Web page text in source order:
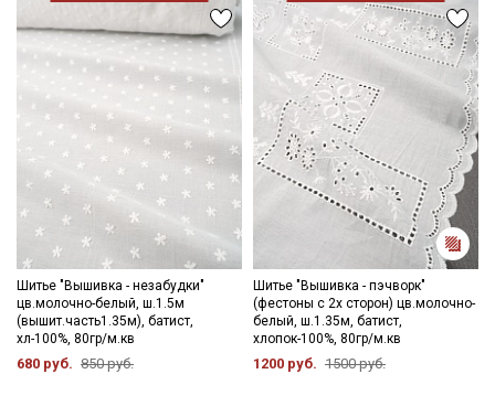
Шитье "Вышивка - незабудки"
цв.молочно-белый, ш.1.5м
(вышит.часть1.35м), батист,
хл-100%, 80гр/м.кв
680 руб. 850 руб.
Шитье "Вышивка - пэчворк"
(фестоны с 2х сторон) цв.молочно-
белый, ш.1.35м, батист,
хлопок-100%, 80гр/м.кв
1200 руб. 1500 руб.
Даю Согласие на получение рекламных и
информационных рассылок